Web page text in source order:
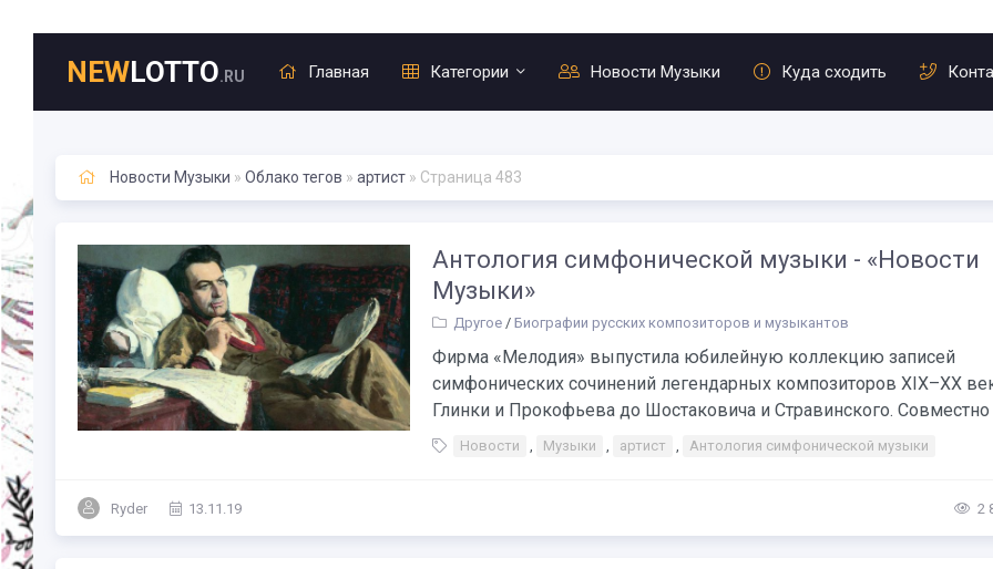
NEWLOTTO.RU Главная Категории Новости Музыки Куда сходить
Новости Музыки » Облако тегов » артист » Страница 483
Антология симфонической музыки - «Новости
Музыки»
Другое / Биографии русских композиторов и музыкантов
Фирма «Мелодия» выпустила юбилейную коллекцию записей
симфонических сочинений легендарных композиторов XIX–XX
Глинки и Прокофьева до Шостаковича и Стравинского. Совместно
Новости , Музыки , артист , Антология симфонической музыки
Ryder 13.11.19 2